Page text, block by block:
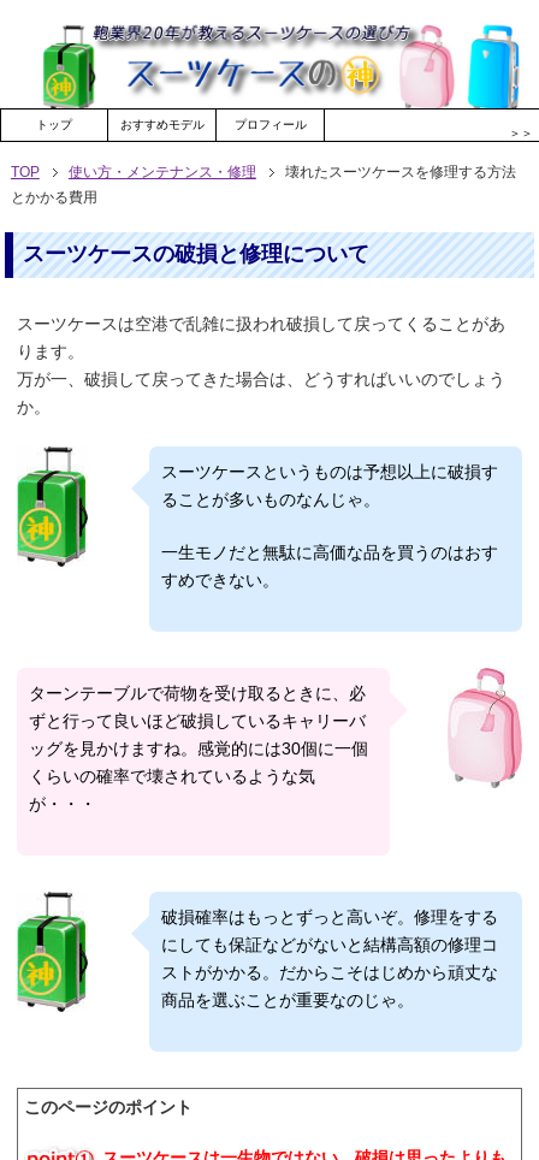
トップ おすすめモデル プロフィール
＞＞
TOP 使い方・メンテナンス・修理
壊れたスーツケースを修理する方法
とかかる費用
スーツケースの破損と修理について
スーツケースは空港で乱雑に扱われ破損して戻ってくることがあ
ります。
万が一、破損して戻ってきた場合は、どうすればいいのでしょう
か。
スーツケースというものは予想以上に破損す
ることが多いものなんじゃ。
一生モノだと無駄に高価な品を買うのはおす
すめできない。
ターンテーブルで荷物を受け取るときに、必
ずと行って良いほど破損しているキャリーバ
ッグを見かけますね。感覚的には30個に一個
くらいの確率で壊されているような気
が・・・
破損確率はもっとずっと高いぞ。修理をする
にしても保証などがないと結構高額の修理コ
ストがかかる。だからこそはじめから頑丈な
商品を選ぶことが重要なのじゃ。
このページのポイント